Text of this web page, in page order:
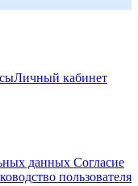
Личный кабинет
данных Согласие
пользователя